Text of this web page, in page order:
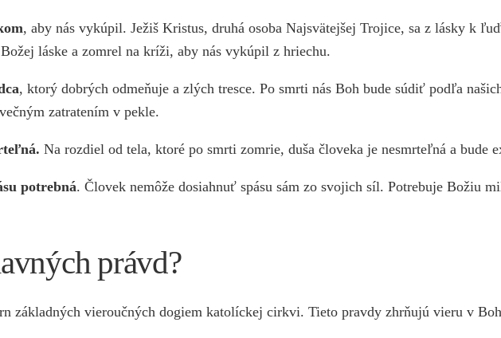
, aby nás vykúpil. Ježiš Kristus, druhá osoba Najsvätejšej Trojice, sa z lásky k
láske a zomrel na kríži, aby nás vykúpil z hriechu.
, ktorý dobrých odmeňuje a zlých tresce. Po smrti nás Boh bude súdiť podľa
zatratením v pekle.
Na rozdiel od tela, ktoré po smrti zomrie, duša človeka je nesmrteľná a bude
potrebná. Človek nemôže dosiahnuť spásu sám zo svojich síl. Potrebuje Božiu
právd?
základných vieroučných dogiem katolíckej cirkvi. Tieto pravdy zhrňujú vieru v